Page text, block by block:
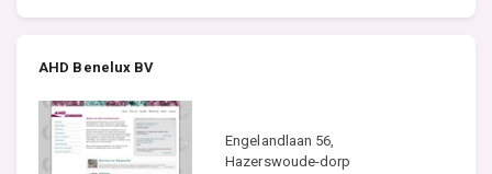
AHD Benelux BV
Engelandlaan 56,
Hazerswoude-dorp